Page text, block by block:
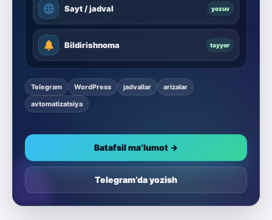
Sayt / jadval yozuv
Bildirishnoma tayyor
Telegram WordPress jadvallar
arizalar
avtomatizatsiya
Batafsil ma’lumot →
Telegram’da yozish